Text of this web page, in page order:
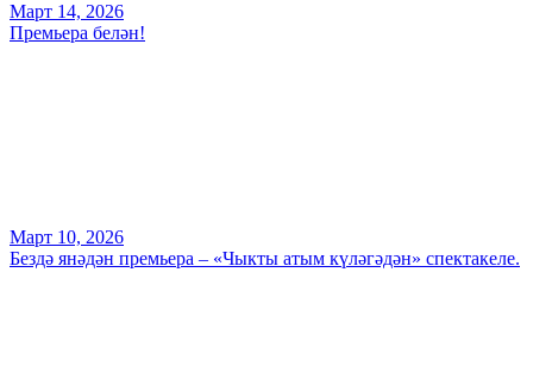
Март 14, 2026
Премьера белән!
Март 10, 2026
Бездә янәдән премьера – «Чыкты атым күләгәдән» спектакеле.